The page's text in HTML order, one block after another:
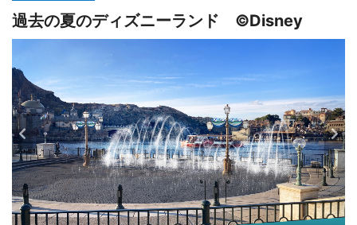
過去の夏のディズニーランド ©Disney